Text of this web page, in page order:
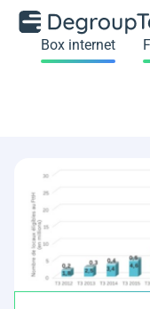
Box internet